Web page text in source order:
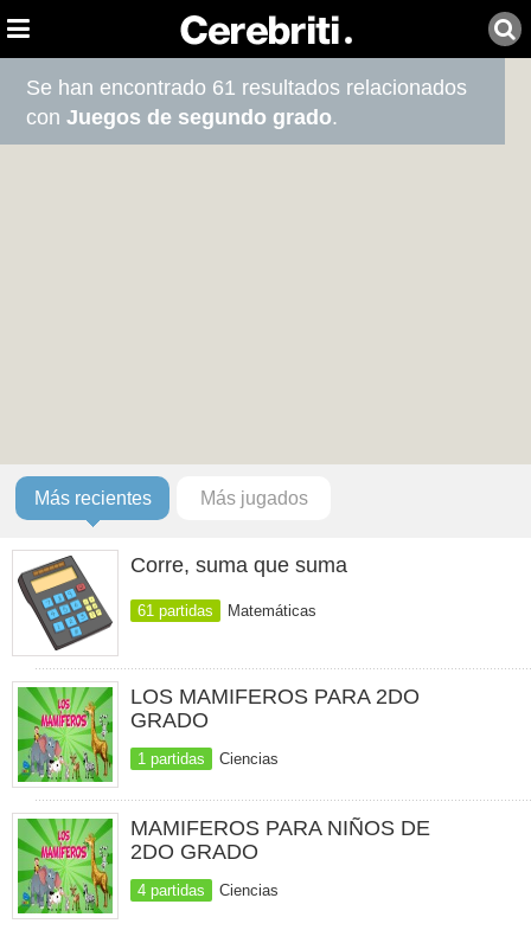
Se han encontrado 61 resultados relacionados
conJuegos de segundo grado.
Más recientes Más jugados
Corre, suma que suma
61 partidas Matemáticas
LOS MAMIFEROS PARA 2DO
GRADO
1 partidas Ciencias
MAMIFEROS PARA NIÑOS DE
2DO GRADO
4 partidas Ciencias